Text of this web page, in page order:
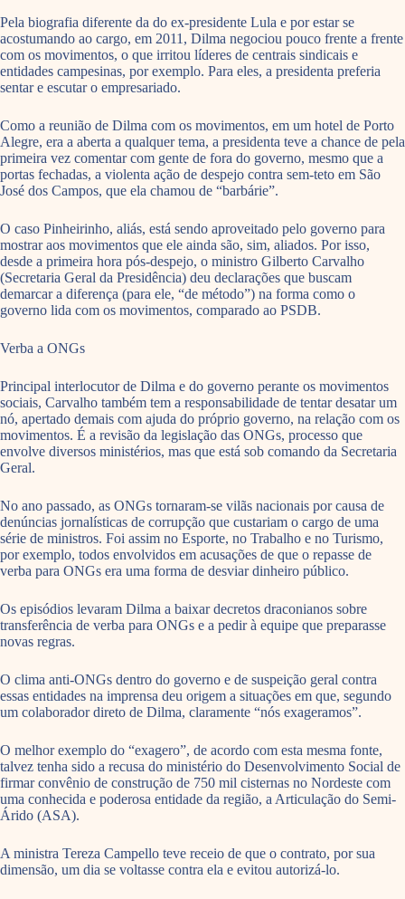
Pela biografia diferente da do ex-presidente Lula e por estar se
acostumando ao cargo, em 2011, Dilma negociou pouco frente a frente
com os movimentos, o que irritou líderes de centrais sindicais e
entidades campesinas, por exemplo. Para eles, a presidenta preferia
sentar e escutar o empresariado.
Como a reunião de Dilma com os movimentos, em um hotel de Porto
Alegre, era a aberta a qualquer tema, a presidenta teve a chance de pela
primeira vez comentar com gente de fora do governo, mesmo que a
portas fechadas, a violenta ação de despejo contra sem-teto em São
José dos Campos, que ela chamou de “barbárie”.
O caso Pinheirinho, aliás, está sendo aproveitado pelo governo para
mostrar aos movimentos que ele ainda são, sim, aliados. Por isso,
desde a primeira hora pós-despejo, o ministro Gilberto Carvalho
(Secretaria Geral da Presidência) deu declarações que buscam
demarcar a diferença (para ele, “de método”) na forma como o
governo lida com os movimentos, comparado ao PSDB.
Verba a ONGs
Principal interlocutor de Dilma e do governo perante os movimentos
sociais, Carvalho também tem a responsabilidade de tentar desatar um
nó, apertado demais com ajuda do próprio governo, na relação com os
movimentos. É a revisão da legislação das ONGs, processo que
envolve diversos ministérios, mas que está sob comando da Secretaria
Geral.
No ano passado, as ONGs tornaram-se vilãs nacionais por causa de
denúncias jornalísticas de corrupção que custariam o cargo de uma
série de ministros. Foi assim no Esporte, no Trabalho e no Turismo,
por exemplo, todos envolvidos em acusações de que o repasse de
verba para ONGs era uma forma de desviar dinheiro público.
Os episódios levaram Dilma a baixar decretos draconianos sobre
transferência de verba para ONGs e a pedir à equipe que preparasse
novas regras.
O clima anti-ONGs dentro do governo e de suspeição geral contra
essas entidades na imprensa deu origem a situações em que, segundo
um colaborador direto de Dilma, claramente “nós exageramos”.
O melhor exemplo do “exagero”, de acordo com esta mesma fonte,
talvez tenha sido a recusa do ministério do Desenvolvimento Social de
firmar convênio de construção de 750 mil cisternas no Nordeste com
uma conhecida e poderosa entidade da região, a Articulação do Semi-
Árido (ASA).
A ministra Tereza Campello teve receio de que o contrato, por sua
dimensão, um dia se voltasse contra ela e evitou autorizá-lo.